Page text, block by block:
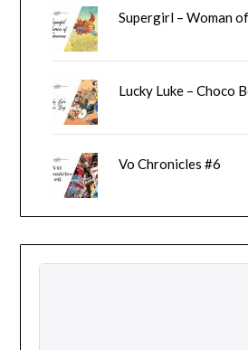
Supergirl – Woman
Lucky Luke – Choco
Vo Chronicles #6